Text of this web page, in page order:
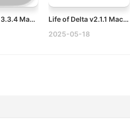
Final Draft v13.3.4 Mac优秀的剧本创作软件
Life of Delta v2.1.1 Mac小丁历险记破解版
2025-05-18